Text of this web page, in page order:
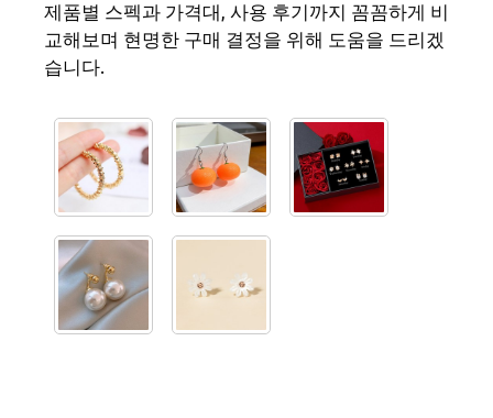
제품별 스펙과 가격대, 사용 후기까지 꼼꼼하게 비
교해보며 현명한 구매 결정을 위해 도움을 드리겠
습니다.